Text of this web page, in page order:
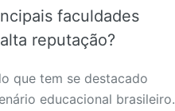
faculdades
reputação?
que tem se destacado
educacional brasileiro.